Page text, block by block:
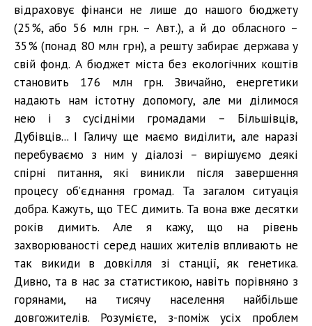
відраховує фінанси не лише до нашого бюджету
(25%, або 56 млн грн. – Авт.), а й до обласного –
35% (понад 80 млн грн), а решту забирає держава у
свій фонд. А бюджет міста без екологічних коштів
становить 176 млн грн. Звичайно, енергетики
надають нам істотну допомогу, але ми ділимося
нею і з сусідніми громадами – Більшівців,
Дубівців... І Галичу ще маємо виділити, але наразі
перебуваємо з ним у діалозі – вирішуємо деякі
спірні питання, які виникли після завершення
процесу об’єднання громад. Та загалом ситуація
добра. Кажуть, що ТЕС димить. Та вона вже десятки
років димить. Але я кажу, що на рівень
захворюваності серед наших жителів впливають не
так викиди в довкілля зі станції, як генетика.
Дивно, та в нас за статистикою, навіть порівняно з
горянами, на тисячу населення найбільше
довгожителів. Розумієте, з-поміж усіх проблем